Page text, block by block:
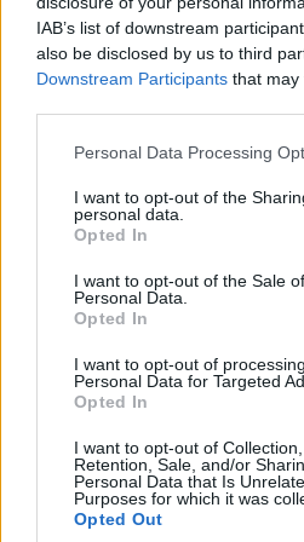
IAB’s list of downstream
also be disclosed by us to third
Downstream Participants that may
Personal Data Processing
I want to opt-out of the
personal data.
Opted In
I want to opt-out of the Sale
Personal Data.
Opted In
I want to opt-out of
Personal Data for Targeted
Opted In
I want to opt-out of Collection,
Retention, Sale, and/or
Personal Data that Is
Purposes for which it was
Opted Out
Todo lo fue
Lenin
Mix Te
No Es Mi
Anderson